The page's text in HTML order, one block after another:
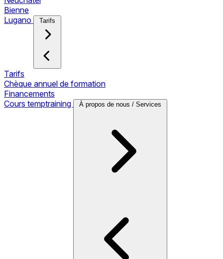
Bienne
Lugano
Tarifs
Tarifs
Chèque annuel de formation
Financements
Cours temptraining
À propos de nous / Services